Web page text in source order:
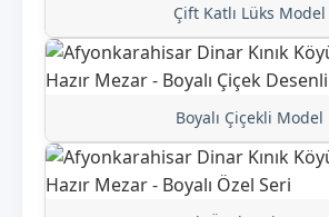
Çift Katlı Lüks Model
Boyalı Çiçekli Model